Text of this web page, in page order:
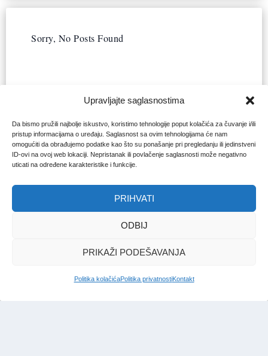
Upravljajte saglasnostima
Da bismo pružili najbolje iskustvo, koristimo tehnologije poput kolačića za čuvanje i/ili
pristup informacijama o uređaju. Saglasnost sa ovim tehnologijama će nam
omogućiti da obrađujemo podatke kao što su ponašanje pri pregledanju ili jedinstveni
ID-ovi na ovoj web lokaciji. Nepristanak ili povlačenje saglasnosti može negativno
uticati na određene karakteristike i funkcije.
PRIHVATI
ODBIJ
PRIKAŽI PODEŠAVANJA
Politika kolačićaPolitika privatnostiKontakt
Sorry, No Posts Found